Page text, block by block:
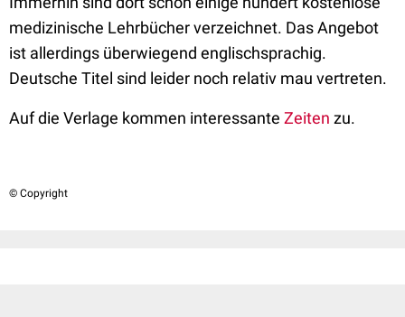
medizinische Lehrbücher verzeichnet. Das Angebot
ist allerdings überwiegend englischsprachig.
Deutsche Titel sind leider noch relativ mau vertreten.
Auf die Verlage kommen interessante Zeiten zu.
© Copyright